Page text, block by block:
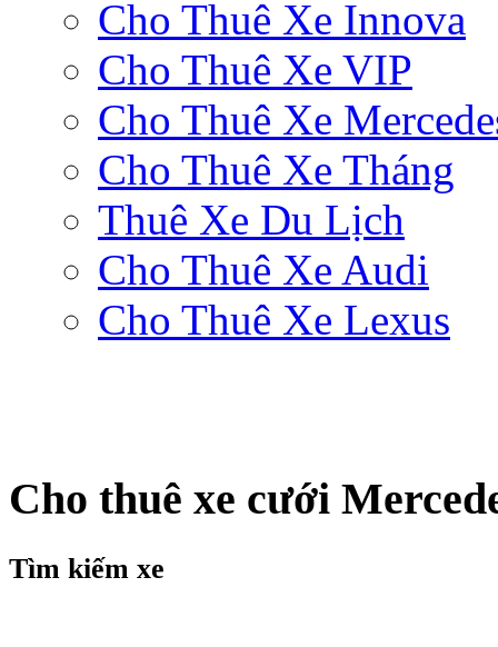
Cho Thuê Xe Innova
Cho Thuê Xe VIP
Cho Thuê Xe
Cho Thuê Xe Tháng
Thuê Xe Du Lịch
Cho Thuê Xe Audi
Cho Thuê Xe Lexus
Cho thuê xe cưới
Tìm kiếm xe